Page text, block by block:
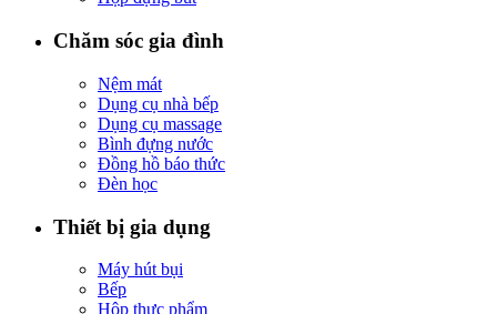
Chăm sóc gia đình
Nệm mát
Dụng cụ nhà bếp
Dụng cụ massage
Bình đựng nước
Đồng hồ báo thức
Đèn học
Thiết bị gia dụng
Máy hút bụi
Bếp
Hộp thực phẩm